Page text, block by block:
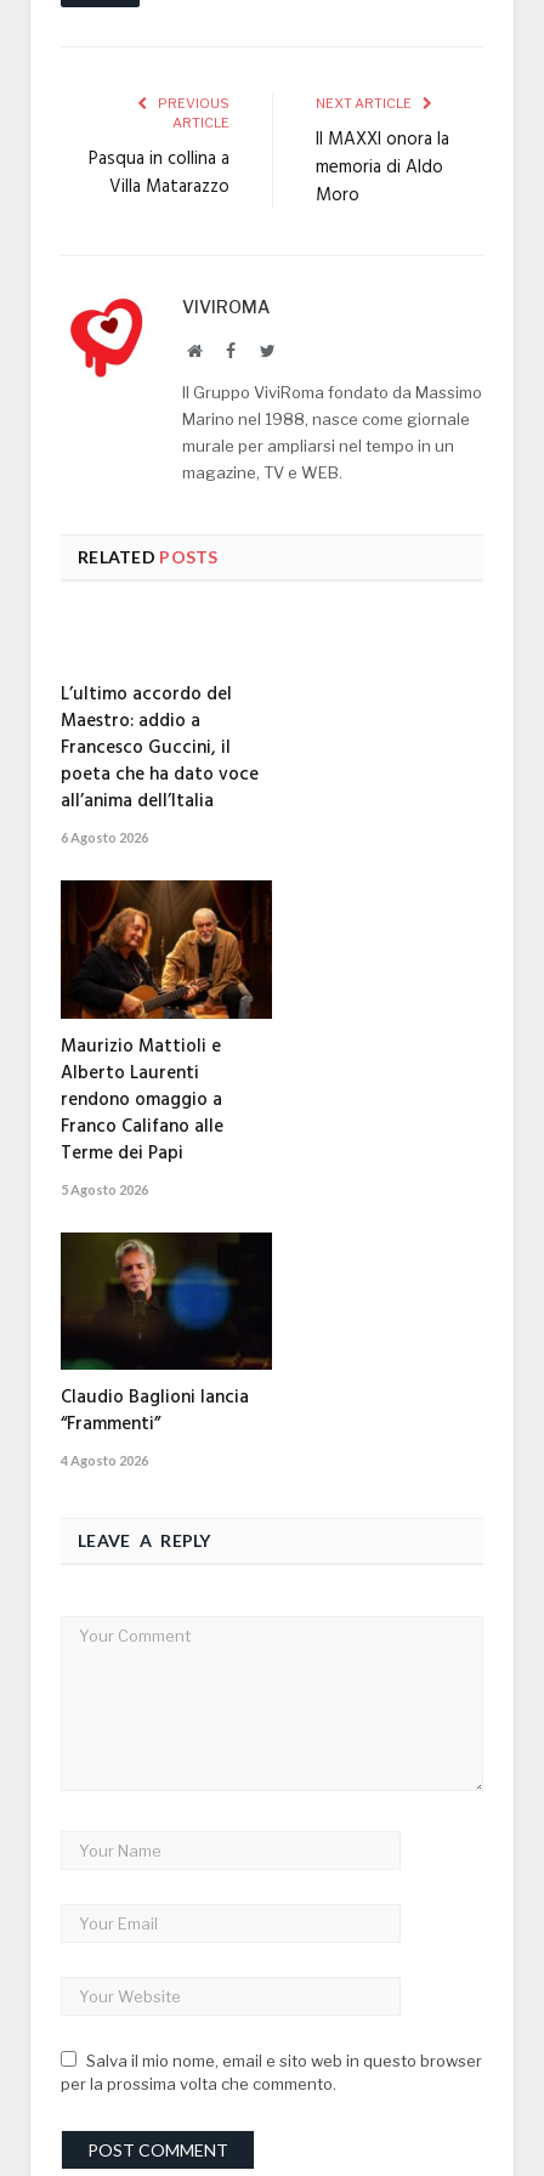
PREVIOUS
ARTICLE
Pasqua in collina a
Villa Matarazzo
NEXT ARTICLE
Il MAXXI onora la
memoria di Aldo
Moro
VIVIROMA
WebsiteFacebookTwitter
Il Gruppo ViviRoma fondato da Massimo
Marino nel 1988, nasce come giornale
murale per ampliarsi nel tempo in un
magazine, TV e WEB.
RELATED POSTS
L’ultimo accordo del
Maestro: addio a
Francesco Guccini, il
poeta che ha dato voce
all’anima dell’Italia
6 Agosto 2026
Maurizio Mattioli e
Alberto Laurenti
rendono omaggio a
Franco Califano alle
Terme dei Papi
5 Agosto 2026
Claudio Baglioni lancia
“Frammenti”
4 Agosto 2026
LEAVE A REPLY
Salva il mio nome, email e sito web in questo browser
per la prossima volta che commento.